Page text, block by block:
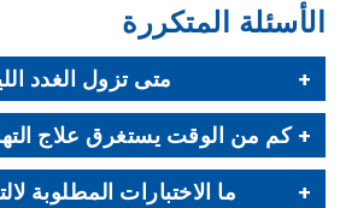
الأسئلة المتكررة
متى تزول الغدد
كم من الوقت يستغرق علاج
ما الاختبارات المطلوبة